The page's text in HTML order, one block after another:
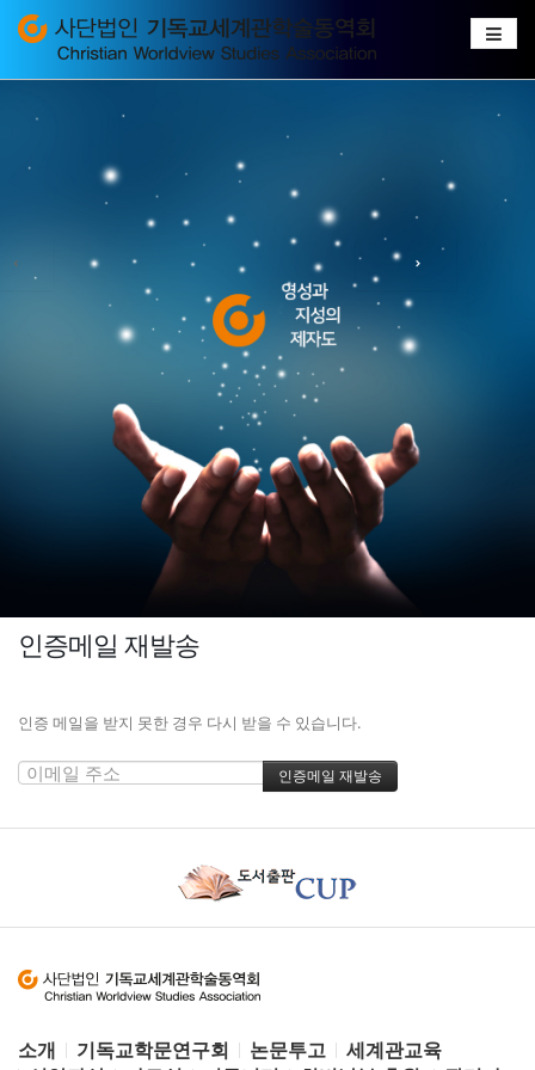
인증메일 재발송
인증 메일을 받지 못한 경우 다시 받을 수 있습니다.
소개 기독교학문연구회 논문투고
세계관교육